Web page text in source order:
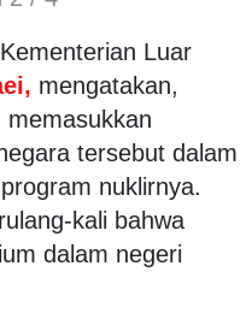
Luar
mengatakan,
memasukkan
tersebut dalam
nuklirnya.
kali bahwa
dalam negeri